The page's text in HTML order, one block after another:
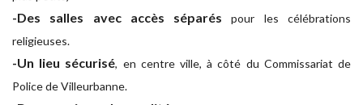
-Des salles avec accès séparés pour les célébrations
religieuses.
-Un lieu sécurisé, en centre ville, à côté du Commissariat de
Police de Villeurbanne.